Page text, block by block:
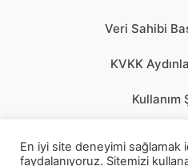
Veri Sahibi
KVKK
Kullanım
En iyi site deneyimi sağlamak
faydalanıyoruz. Sitemizi